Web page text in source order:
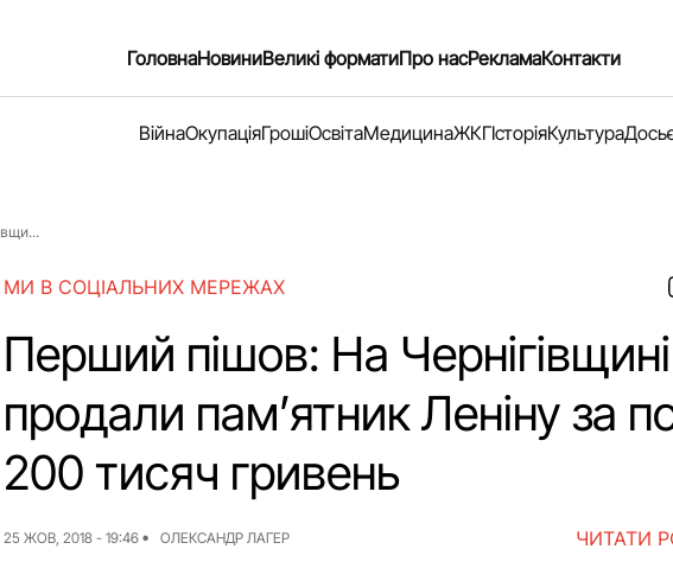
ГоловнаНовиниВеликі форматиПро насРекламаКонтакти
ВійнаОкупаціяГрошіОсвітаМедицинаЖКГІсторіяКультура
МИ В СОЦІАЛЬНИХ МЕРЕЖАХ
Перший пішов: На Чернігівщині
продали пам’ятник Леніну за
200 тисяч гривень
25 ЖОВ, 2018 - 19:46 ОЛЕКСАНДР ЛАГЕР ЧИТАТИ